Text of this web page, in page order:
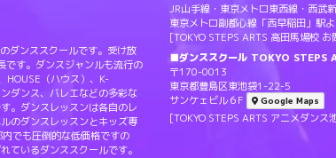
ダンススクールです。受け放
す。ダンスジャンルも流行の
HOUSE（ハウス）、K-
ダンス、バレエなどの多彩な
。ダンスレッスンは各自のレ
のダンスレッスンとキッズ専
でも圧倒的な低価格ですの
ているダンススクールです。
JR山手線・東京メトロ東西線・西武
東京メトロ副都心線「西早稲田」駅
[TOKYO STEPS ARTS 高田馬場校 お
■ダンススクール TOKYO STEPS
〒170-0013
東京都豊島区東池袋1-22-5
サンケェビル６F
Google Maps
[TOKYO STEPS ARTS アニメダンス